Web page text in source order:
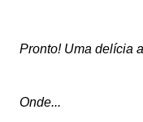
Pronto! Uma delícia
Onde...